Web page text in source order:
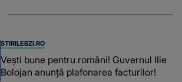
STIRILEBZI.RO
Vești bune pentru români! Guvernul Ilie
Bolojan anunță plafonarea facturilor!